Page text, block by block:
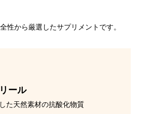
性から厳選したサプリメントです。
ール
た天然素材の抗酸化物質